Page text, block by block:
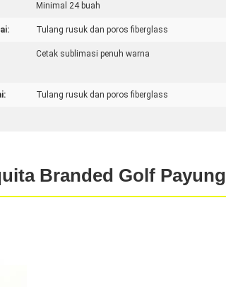
Minimal 24 buah
Tulang rusuk dan poros fiberglass
Cetak sublimasi penuh warna
Tulang rusuk dan poros fiberglass
Branded Golf Payung